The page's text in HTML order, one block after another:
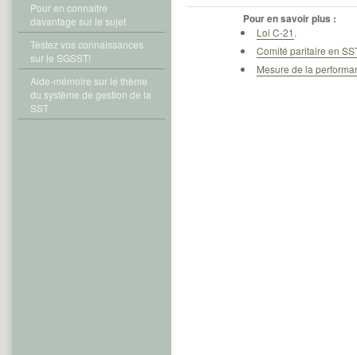
Pour en connaître
davantage sur le sujet
Testez vos connaissances
sur le SGSST!
Aide-mémoire sur le thème
du système de gestion de la
SST
Pour en savoir plus :
Loi C-21.
Comité paritaire en
Mesure de la